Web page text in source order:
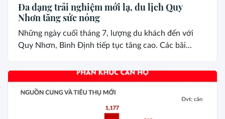
Đa dạng trải nghiệm mới lạ, du lịch Quy
Nhơn tăng sức nóng
Những ngày cuối tháng 7, lượng du khách đến với
Quy Nhơn, Bình Định tiếp tục tăng cao. Các bãi...